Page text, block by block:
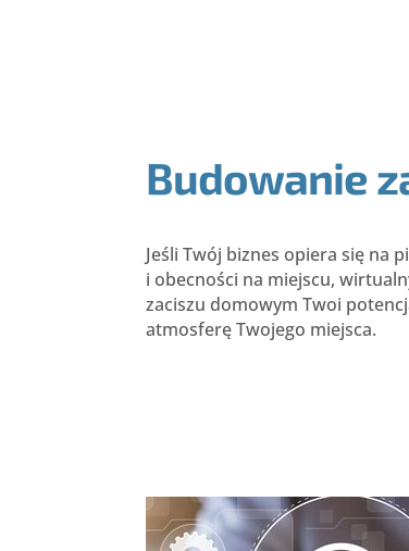
Budowanie
Jeśli Twój biznes opiera się na
i obecności na miejscu,
zaciszu domowym Twoi
atmosferę Twojego miejsca.